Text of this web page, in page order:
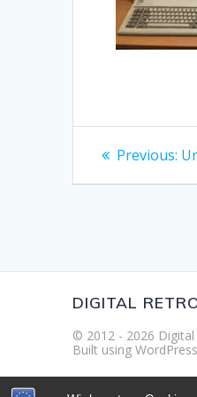
Previous:
DIGITAL
© 2012 - 2026 Digital
Built using